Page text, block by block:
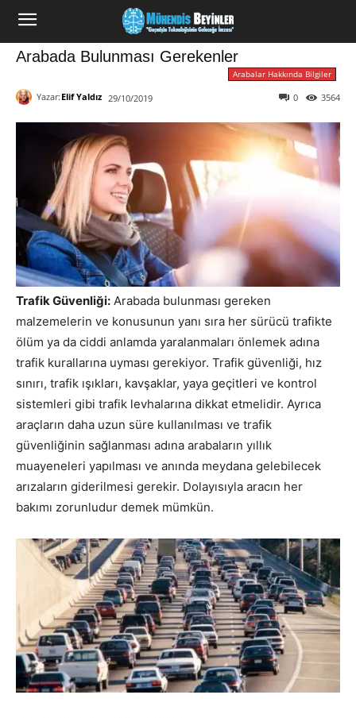
Arabada Bulunması Gerekenler
Arabalar Hakkında Bilgiler
Yazar: Elif Yaldız 29/10/2019 3564
0
Trafik Güvenliği: Arabada bulunması gereken
malzemelerin ve konusunun yanı sıra her sürücü trafikte
ölüm ya da ciddi anlamda yaralanmaları önlemek adına
trafik kurallarına uyması gerekiyor. Trafik güvenliği, hız
sınırı, trafik ışıkları, kavşaklar, yaya geçitleri ve kontrol
sistemleri gibi trafik levhalarına dikkat etmelidir. Ayrıca
araçların daha uzun süre kullanılması ve trafik
güvenliğinin sağlanması adına arabaların yıllık
muayeneleri yapılması ve anında meydana gelebilecek
arızaların giderilmesi gerekir. Dolayısıyla aracın her
bakımı zorunludur demek mümkün.